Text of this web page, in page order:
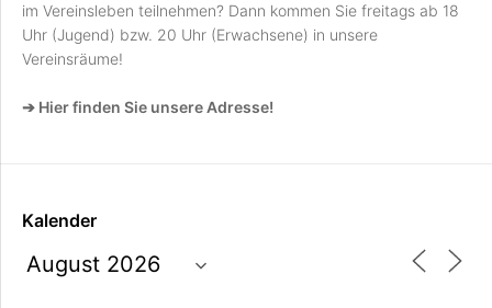
im Vereinsleben teilnehmen? Dann kommen Sie freitags ab 18
Uhr (Jugend) bzw. 20 Uhr (Erwachsene) in unsere
Vereinsräume!
➔ Hier finden Sie unsere Adresse!
Kalender